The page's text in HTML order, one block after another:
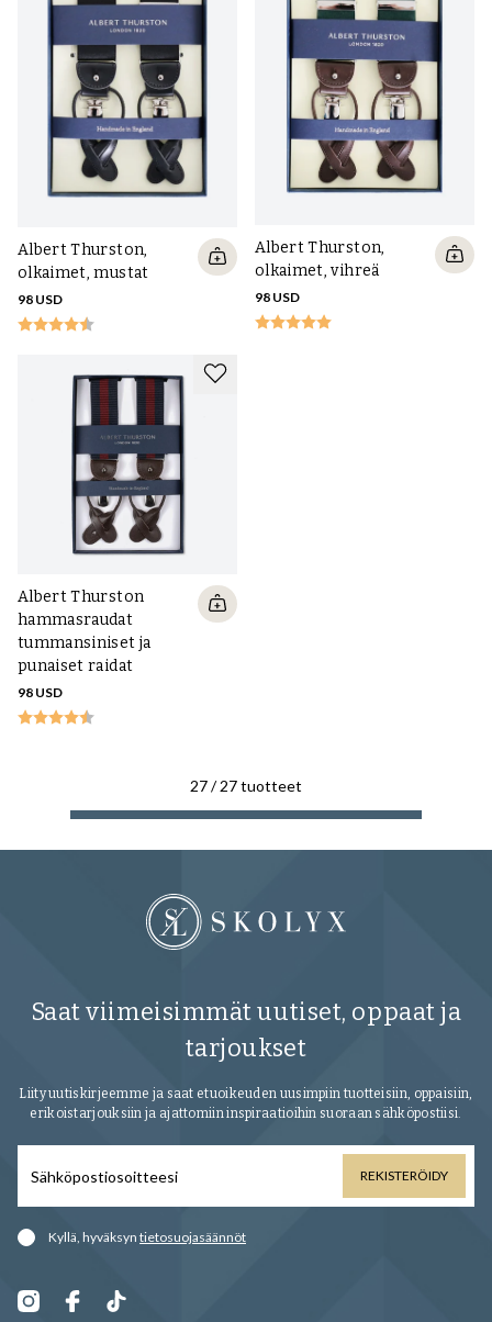
Albert Thurston,
olkaimet, mustat
98 USD
Albert Thurston,
olkaimet, vihreä
98 USD
Albert Thurston
hammasraudat
tummansiniset ja
punaiset raidat
98 USD
27/27tuotteet
Saat viimeisimmät uutiset, oppaat ja
tarjoukset
Liity uutiskirjeemme ja saat etuoikeuden uusimpiin tuotteisiin, oppaisiin,
erikoistarjouksiin ja ajattomiin inspiraatioihin suoraan sähköpostiisi.
REKISTERÖIDY
Kyllä, hyväksyn tietosuojasäännöt